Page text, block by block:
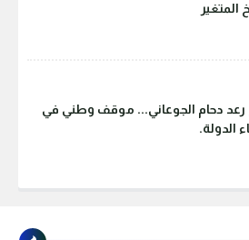
المتغير
رعد دحام الجوعاني... موقف وطني في
الدولة.